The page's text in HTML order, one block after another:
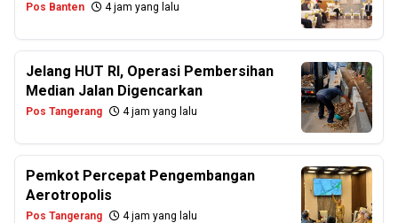
Pos Banten 4 jam yang lalu
Jelang HUT RI, Operasi Pembersihan
Median Jalan Digencarkan
Pos Tangerang 4 jam yang lalu
Pemkot Percepat Pengembangan
Aerotropolis
Pos Tangerang 4 jam yang lalu